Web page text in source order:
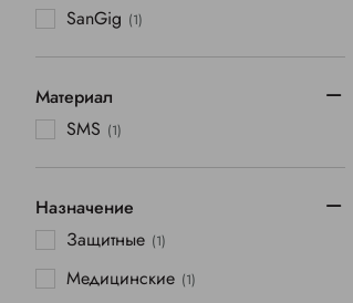
SanGig (1)
Материал
SMS (1)
Назначение
Защитные (1)
Медицинские (1)